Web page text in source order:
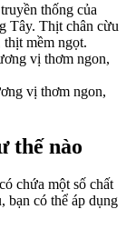
thống của
Tây. Thịt chân cừu
mềm ngọt.
vị thơm ngon,
vị thơm ngon,
thế nào
chứa một số chất
bạn có thể áp dụng